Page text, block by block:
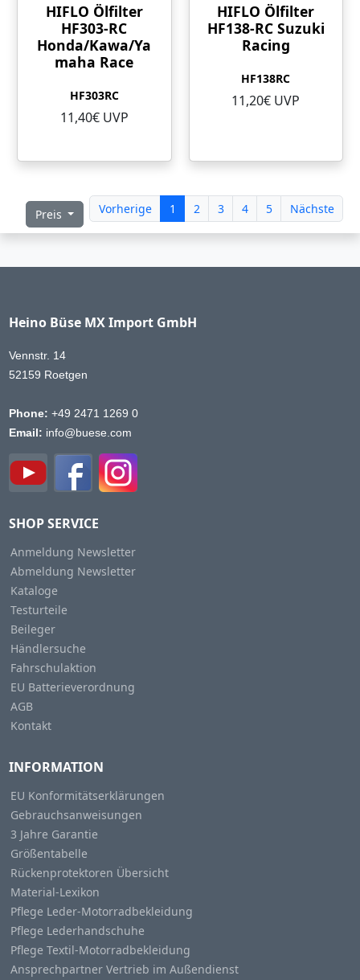
HIFLO Ölfilter
HF303-RC
Honda/Kawa/Ya
maha Race
HF303RC
11,40€ UVP
HIFLO Ölfilter
HF138-RC Suzuki
Racing
HF138RC
11,20€ UVP
Vorherige 1 2 3 4 5 Nächste
Preis
Heino Büse MX Import GmbH
Vennstr. 14
52159 Roetgen
Phone: +49 2471 1269 0
Email: info@buese.com
SHOP SERVICE
Anmeldung Newsletter
Abmeldung Newsletter
Kataloge
Testurteile
Beileger
Händlersuche
Fahrschulaktion
EU Batterieverordnung
AGB
Kontakt
INFORMATION
EU Konformitätserklärungen
Gebrauchsanweisungen
3 Jahre Garantie
Größentabelle
Rückenprotektoren Übersicht
Material-Lexikon
Pflege Leder-Motorradbekleidung
Pflege Lederhandschuhe
Pflege Textil-Motorradbekleidung
Ansprechpartner Vertrieb im Außendienst